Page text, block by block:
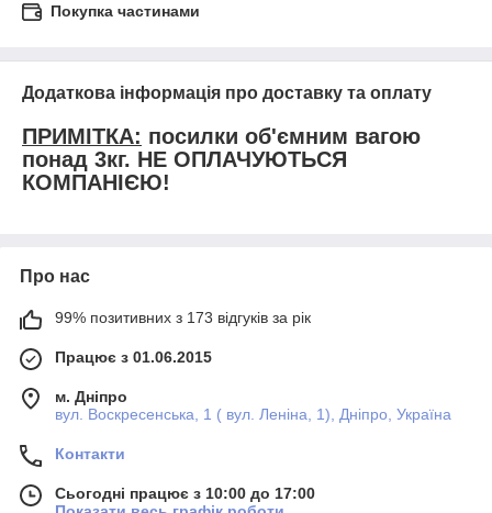
Покупка частинами
Додаткова інформація про доставку та оплату
ПРИМІТКА: посилки об'ємним вагою
понад 3кг. НЕ ОПЛАЧУЮТЬСЯ
КОМПАНІЄЮ!
Про нас
99% позитивних з 173 відгуків за рік
Працює з 01.06.2015
м. Дніпро
вул. Воскресенська, 1 ( вул. Леніна, 1), Дніпро, Україна
Контакти
Сьогодні працює з 10:00 до 17:00